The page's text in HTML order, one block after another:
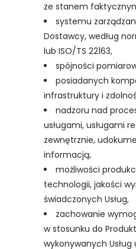
ze stanem
systemu
Dostawcy, według
lub ISO/TS 22163,
spójności
posiadanych
infrastruktury i
nadzoru nad
usługami, usługami
zewnętrznie,
informacją,
możliwości
technologii, jakości
świadczonych Usług,
zachowanie
w stosunku do
wykonywanych